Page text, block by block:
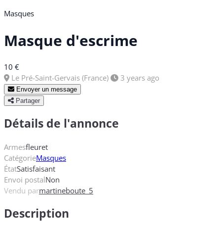
Masques
Masque d'escrime
10 €
Le Pré-Saint-Gervais (France)
3 years ago
Envoyer un message
Partager
Détails de l'annonce
Armesfleuret
CatégorieMasques
ÉtatSatisfaisant
Envoi postalNon
Vendu parmartineboute_5
Description